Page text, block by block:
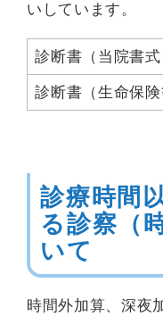
いしています。
診断書（当院書式
診断書（生命保険
診療時間
る診察（
いて
時間外加算、深夜